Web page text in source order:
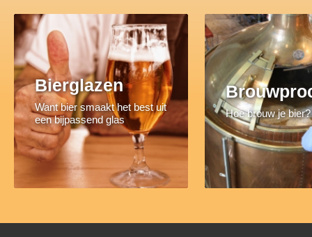
Bierglazen
Want bier smaakt het best uit
een bijpassend glas
Hoe brouw je bier?